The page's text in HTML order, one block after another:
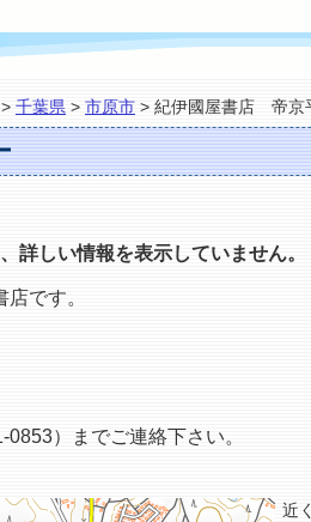
千葉県 > 市原市 > 紀伊國屋書店 帝京
詳しい情報を表示していません。
です。
）までご連絡下さい。
近